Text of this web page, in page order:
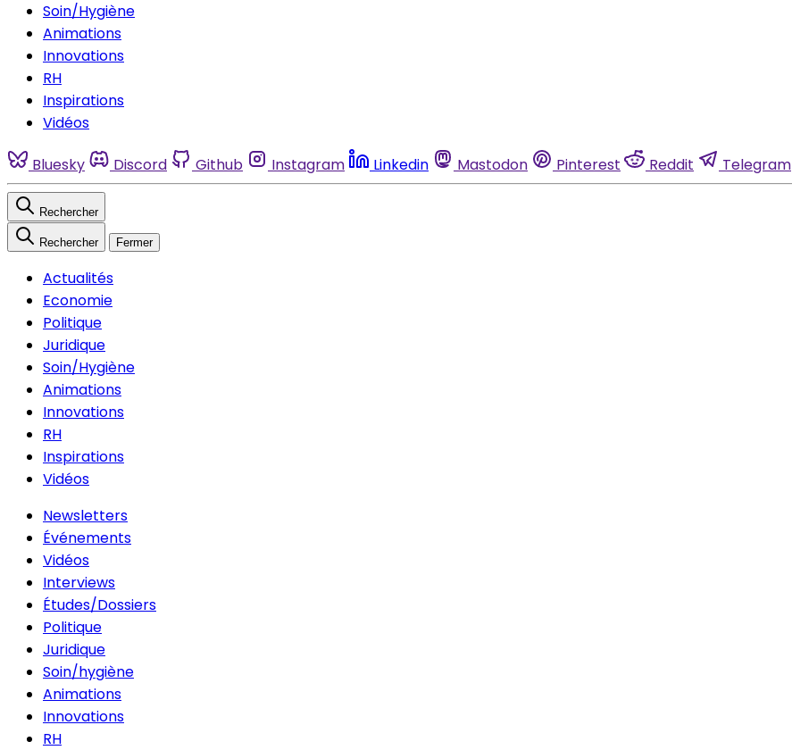
Soin/Hygiène
Animations
Innovations
RH
Inspirations
Vidéos
Bluesky Discord Github Instagram Linkedin Mastodon Pinterest Reddit Telegram
Rechercher
Rechercher Fermer
Actualités
Economie
Politique
Juridique
Soin/Hygiène
Animations
Innovations
RH
Inspirations
Vidéos
Newsletters
Événements
Vidéos
Interviews
Études/Dossiers
Politique
Juridique
Soin/hygiène
Animations
Innovations
RH